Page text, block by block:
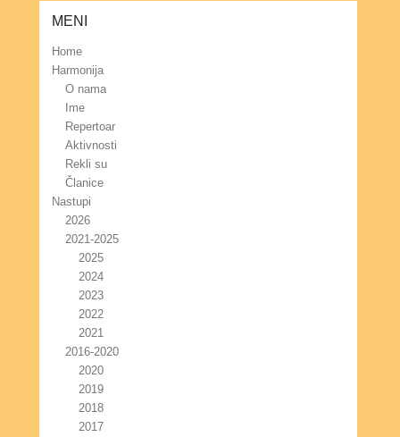
MENI
Home
Harmonija
O nama
Ime
Repertoar
Aktivnosti
Rekli su
Članice
Nastupi
2026
2021-2025
2025
2024
2023
2022
2021
2016-2020
2020
2019
2018
2017